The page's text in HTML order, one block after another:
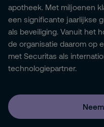
apotheek. Met miljoenen
een significante jaarlijkse
als beveiliging. Vanuit het
de organisatie daarom op
met Securitas als
technologiepartner.